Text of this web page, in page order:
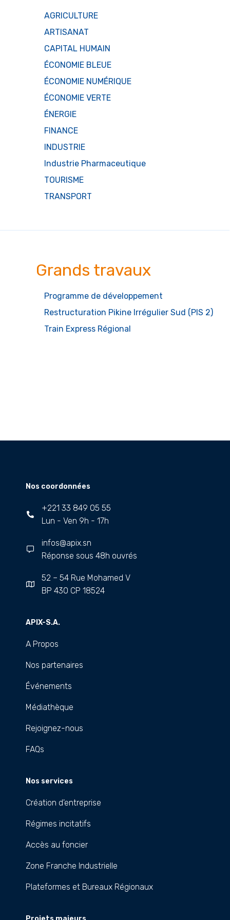
AGRICULTURE
ARTISANAT
CAPITAL HUMAIN
ÉCONOMIE BLEUE
ÉCONOMIE NUMÉRIQUE
ÉCONOMIE VERTE
ÉNERGIE
FINANCE
INDUSTRIE
Industrie Pharmaceutique
TOURISME
TRANSPORT
Grands travaux
Programme de développement
Restructuration Pikine Irrégulier Sud (PIS 2)
Train Express Régional
Nos coordonnées
+221 33 849 05 55
Lun - Ven 9h - 17h
infos@apix.sn
Réponse sous 48h ouvrés
52 – 54 Rue Mohamed V
BP 430 CP 18524
APIX-S.A.
A Propos
Nos partenaires
Événements
Médiathèque
Rejoignez-nous
FAQs
Nos services
Création d'entreprise
Régimes incitatifs
Accès au foncier
Zone Franche Industrielle
Plateformes et Bureaux Régionaux